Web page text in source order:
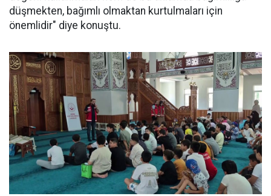
düşmekten, bağımlı olmaktan kurtulmaları için
önemlidir" diye konuştu.